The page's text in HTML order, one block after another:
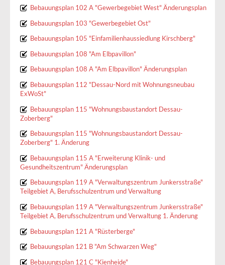
Bebauungsplan 102 A "Gewerbegebiet West" Änderungsplan
Bebauungsplan 103 "Gewerbegebiet Ost"
Bebauungsplan 105 "Einfamilienhaussiedlung Kirschberg"
Bebauungsplan 108 "Am Elbpavillon"
Bebauungsplan 108 A "Am Elbpavillon" Änderungsplan
Bebauungsplan 112 "Dessau-Nord mit Wohnungsneubau
ExWoSt"
Bebauungsplan 115 "Wohnungsbaustandort Dessau-
Zoberberg"
Bebauungsplan 115 "Wohnungsbaustandort Dessau-
Zoberberg" 1. Änderung
Bebauungsplan 115 A "Erweiterung Klinik- und
Gesundheitszentrum" Änderungsplan
Bebauungsplan 119 A "Verwaltungszentrum Junkersstraße"
Teilgebiet A, Berufsschulzentrum und Verwaltung
Bebauungsplan 119 A "Verwaltungszentrum Junkersstraße"
Teilgebiet A, Berufsschulzentrum und Verwaltung 1. Änderung
Bebauungsplan 121 A "Rüsterberge"
Bebauungsplan 121 B "Am Schwarzen Weg"
Bebauungsplan 121 C "Kienheide"